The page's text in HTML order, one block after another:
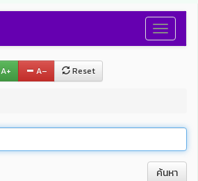
Toggle
A+ A– Reset
ค้นหา